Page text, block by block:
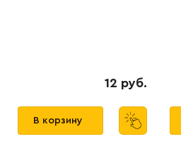
12 руб.
В корзину